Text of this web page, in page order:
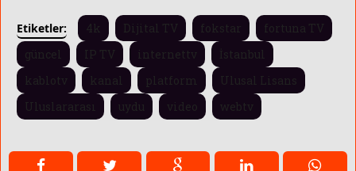
Etiketler: 4k Dijital TV fokstar
fortuna TV
güncel
IP TV internettv
İstanbul
kablotv
kanal platform
Ulusal Lisans
Uluslararası
uydu video webtv